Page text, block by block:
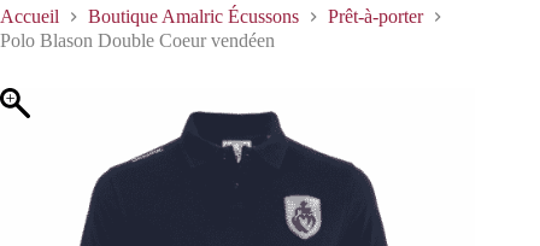
Accueil Boutique Amalric Écussons
Prêt-à-porter
Polo Blason Double Coeur vendéen